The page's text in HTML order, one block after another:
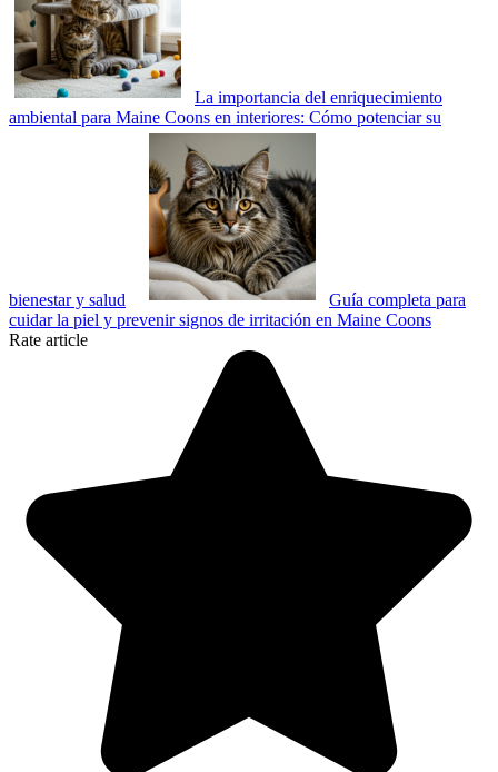
La importancia del enriquecimiento
ambiental para Maine Coons en interiores: Cómo potenciar su
bienestar y salud
Guía completa para
cuidar la piel y prevenir signos de irritación en Maine Coons
Rate article